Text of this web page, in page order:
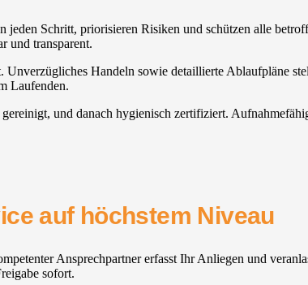
Schritt, priorisieren Risiken und schützen alle
und transparent.
Handeln sowie detaillierte Ablaufpläne
Laufenden.
und danach hygienisch zertifiziert.
auf höchstem Niveau
Ansprechpartner erfasst Ihr Anliegen und
sofort.